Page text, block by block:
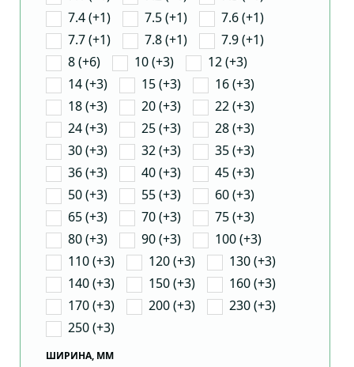
7.4 (+1)
7.5 (+1)
7.6 (+1)
7.7 (+1)
7.8 (+1)
7.9 (+1)
8 (+6)
10 (+3)
12 (+3)
14 (+3)
15 (+3)
16 (+3)
18 (+3)
20 (+3)
22 (+3)
24 (+3)
25 (+3)
28 (+3)
30 (+3)
32 (+3)
35 (+3)
36 (+3)
40 (+3)
45 (+3)
50 (+3)
55 (+3)
60 (+3)
65 (+3)
70 (+3)
75 (+3)
80 (+3)
90 (+3)
100 (+3)
110 (+3)
120 (+3)
130 (+3)
140 (+3)
150 (+3)
160 (+3)
170 (+3)
200 (+3)
230 (+3)
250 (+3)
ШИРИНА, ММ